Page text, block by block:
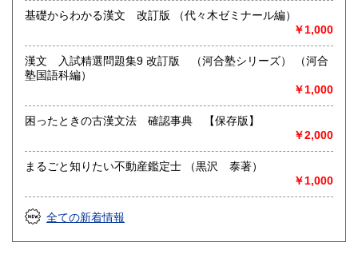
基礎からわかる漢文 改訂版 （代々木ゼミナール編）
￥1,000
漢文 入試精選問題集9 改訂版 （河合塾シリーズ） （河合
塾国語科編）
￥1,000
困ったときの古漢文法 確認事典 【保存版】
￥2,000
まるごと知りたい不動産鑑定士 （黒沢 泰著）
￥1,000
全ての新着情報